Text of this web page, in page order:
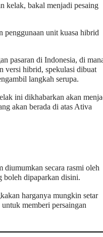
kelak, bakal menjadi pesaing
penggunaan unit kuasa hibrid
pasaran di Indonesia, di
versi hibrid, spekulasi dibuat
langkah serupa.
ini dikhabarkan akan
akan berada di atas Ativa
diumumkan secara rasmi oleh
boleh dipaparkan disini.
harganya mungkin setar
memberi persaingan